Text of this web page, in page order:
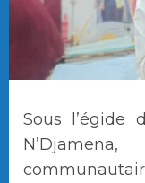
Sous l’égide